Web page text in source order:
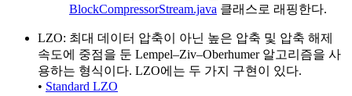
BlockCompressorStream.java 클래스로 래핑한다.
LZO: 최대 데이터 압축이 아닌 높은 압축 및 압축 해제
속도에 중점을 둔 Lempel–Ziv–Oberhumer 알고리즘을 사
용하는 형식이다. LZO에는 두 가지 구현이 있다.
• Standard LZO